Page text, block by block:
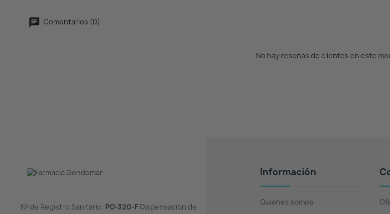
Comentarios (0)
No hay reseñas de clientes en este
Nº de Registro Sanitario: PO-320-FDispensación de
Información
Quienes somos